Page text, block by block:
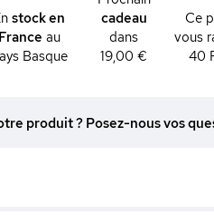
stock en
France au
Basque
cadeau
dans
19,00 €
Ce
vous
40
produit ? Posez-nous vos